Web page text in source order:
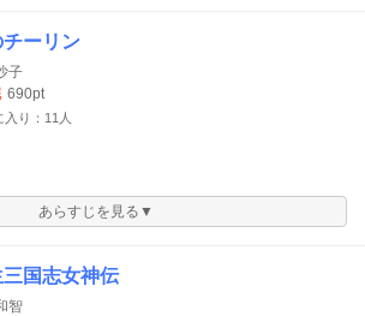
ーリン
子
690pt
入り：11人
あらすじを見る▼
国志女神伝
智